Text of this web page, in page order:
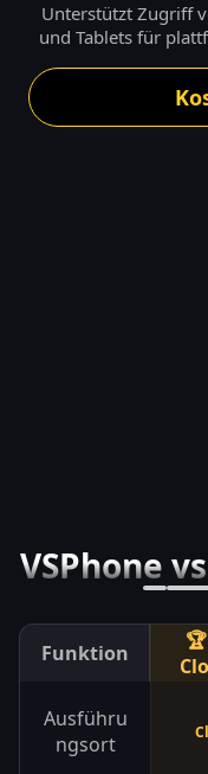
Unterstützt Zugriff
und Tablets für
VSPhone
Funktion
Ausführu
ngsort